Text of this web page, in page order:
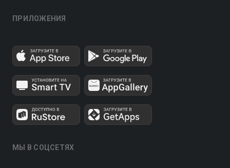
ПРИЛОЖЕНИЯ
МЫ В СОЦСЕТЯХ